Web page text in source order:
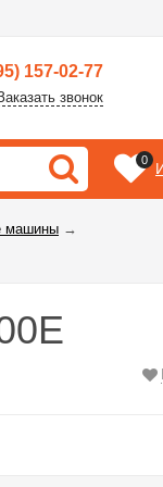
157-02-77
звонок
0
машины →